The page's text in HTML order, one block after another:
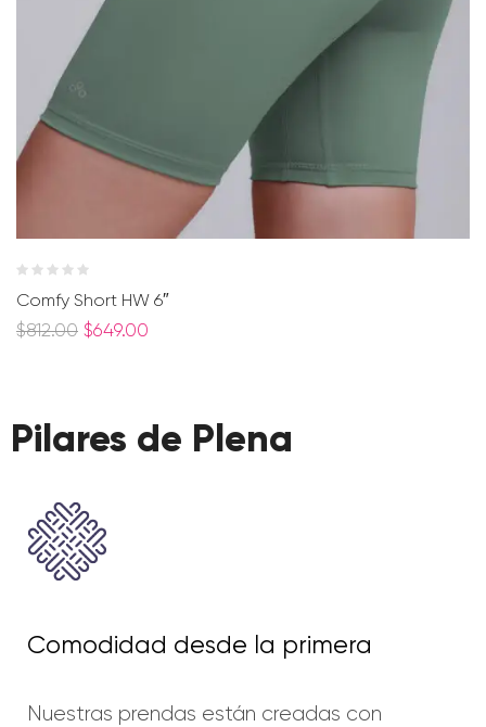
Comfy Short HW 6″
$812.00 $649.00
Pilares de Plena
Comodidad desde la primera
Nuestras prendas están creadas con